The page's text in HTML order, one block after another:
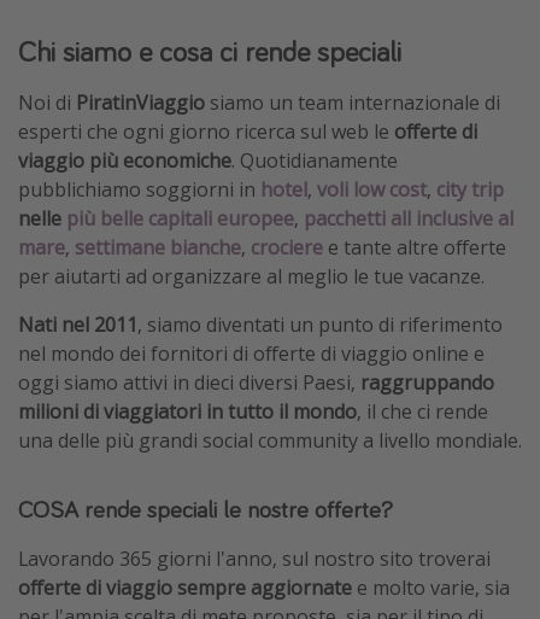
Chi siamo e cosa ci rende speciali
Noi di PiratinViaggio siamo un team internazionale di
esperti che ogni giorno ricerca sul web le offerte di
viaggio più economiche. Quotidianamente
pubblichiamo soggiorni in hotel, voli low cost, city trip
nelle più belle capitali europee, pacchetti all inclusive al
mare, settimane bianche, crociere e tante altre offerte
per aiutarti ad organizzare al meglio le tue vacanze.
Nati nel 2011, siamo diventati un punto di riferimento
nel mondo dei fornitori di offerte di viaggio online e
oggi siamo attivi in dieci diversi Paesi, raggruppando
milioni di viaggiatori in tutto il mondo, il che ci rende
una delle più grandi social community a livello mondiale.
COSA rende speciali le nostre offerte?
Lavorando 365 giorni l'anno, sul nostro sito troverai
offerte di viaggio sempre aggiornate e molto varie, sia